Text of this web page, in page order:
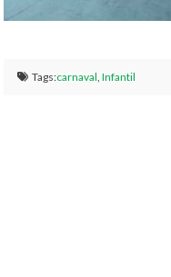
Tags:carnaval ,Infantil